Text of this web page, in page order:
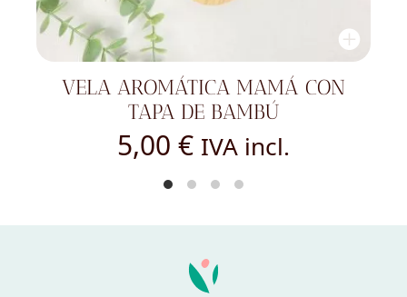
TOPPER - FELIZ DÍA PAPÁ
8,00€ IVA incl.